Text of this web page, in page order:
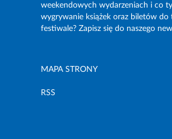
weekendowych wydarzeniach i co
wygrywanie książek oraz biletów
festiwale? Zapisz się do naszego
MAPA STRONY
RSS